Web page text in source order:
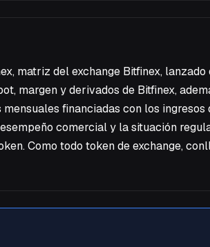
matriz del exchange Bitfinex,
margen y derivados de Bitfinex,
financiadas con los
comercial y la situación
Como todo token de exchange,